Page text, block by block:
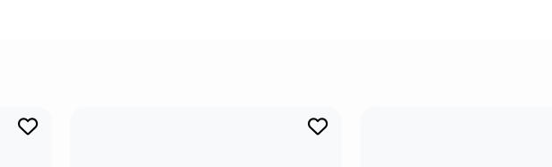
фигурок. Узнать лицензионный мерч можно по специальной